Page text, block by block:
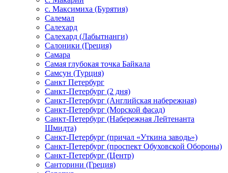
с. Максимиха (Бурятия)
Салемал
Салехард
Салехард (Лабытнанги)
Салоники (Греция)
Самара
Самая глубокая точка Байкала
Самсун (Турция)
Санкт Петербург
Санкт-Петербург (2 дня)
Санкт-Петербург (Английская набережная)
Санкт-Петербург (Морской фасад)
Санкт-Петербург (Набережная Лейтенанта
Шмидта)
Санкт-Петербург (причал «Уткина заводь»)
Санкт-Петербург (проспект Обуховской Обороны)
Санкт-Петербург (Центр)
Санторини (Греция)